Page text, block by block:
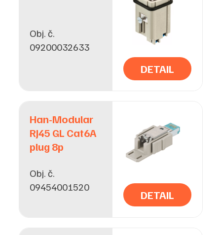
Obj. č.
09200032633
DETAIL
Han-Modular
RJ45 GL Cat6A
plug 8p
Obj. č.
09454001520
DETAIL